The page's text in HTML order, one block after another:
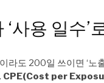
‘사용 일수’
라도 200일 쓰이면 ‘노
CPE(Cost per